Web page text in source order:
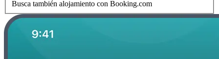
Busca también alojamiento con Booking.com